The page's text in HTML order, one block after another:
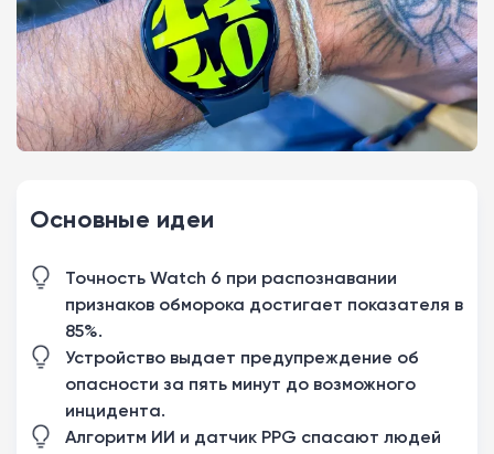
Основные идеи
Точность Watch 6 при распознавании
признаков обморока достигает показателя в
85%.
Устройство выдает предупреждение об
опасности за пять минут до возможного
инцидента.
Алгоритм ИИ и датчик PPG спасают людей